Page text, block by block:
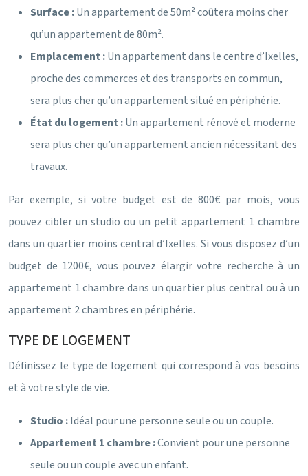
Surface :Un appartement de 50m² coûtera moins cher
qu’un appartement de 80m².
Emplacement :Un appartement dans le centre d’Ixelles,
proche des commerces et des transports en commun,
sera plus cher qu’un appartement situé en périphérie.
État du logement :Un appartement rénové et moderne
sera plus cher qu’un appartement ancien nécessitant des
travaux.
Par exemple, si votre budget est de 800€ par mois, vous
pouvez cibler un studio ou un petit appartement 1 chambre
dans un quartier moins central d’Ixelles. Si vous disposez d’un
budget de 1200€, vous pouvez élargir votre recherche à un
appartement 1 chambre dans un quartier plus central ou à un
appartement 2 chambres en périphérie.
TYPE DE LOGEMENT
Définissez le type de logement qui correspond à vos besoins
et à votre style de vie.
Studio :Idéal pour une personne seule ou un couple.
Appartement 1 chambre :Convient pour une personne
seule ou un couple avec un enfant.